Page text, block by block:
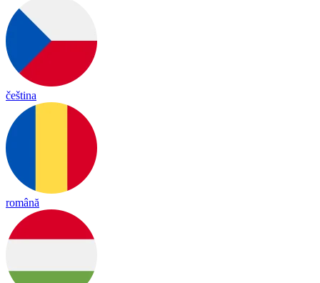
čeština
română